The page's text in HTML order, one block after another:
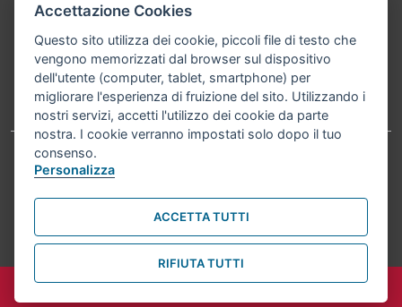
Contatti
Comune di Bologna, Piazza Maggiore, 6 - 40124
Bologna P.Iva 01232710374 Cod. IBAN: IT 88 R
02008 02435 000020067156
Telefono:051203040
Accessibilità Carta dei valori
Informativa sul trattamento dei dati personali Note legali
© Comune di Bologna 2026. Tutti i diritti riservati.
Accettazione Cookies
Questo sito utilizza dei cookie, piccoli file di testo che
vengono memorizzati dal browser sul dispositivo
dell'utente (computer, tablet, smartphone) per
migliorare l'esperienza di fruizione del sito. Utilizzando i
nostri servizi, accetti l'utilizzo dei cookie da parte
nostra. I cookie verranno impostati solo dopo il tuo
consenso.
Personalizza
ACCETTA TUTTI
RIFIUTA TUTTI